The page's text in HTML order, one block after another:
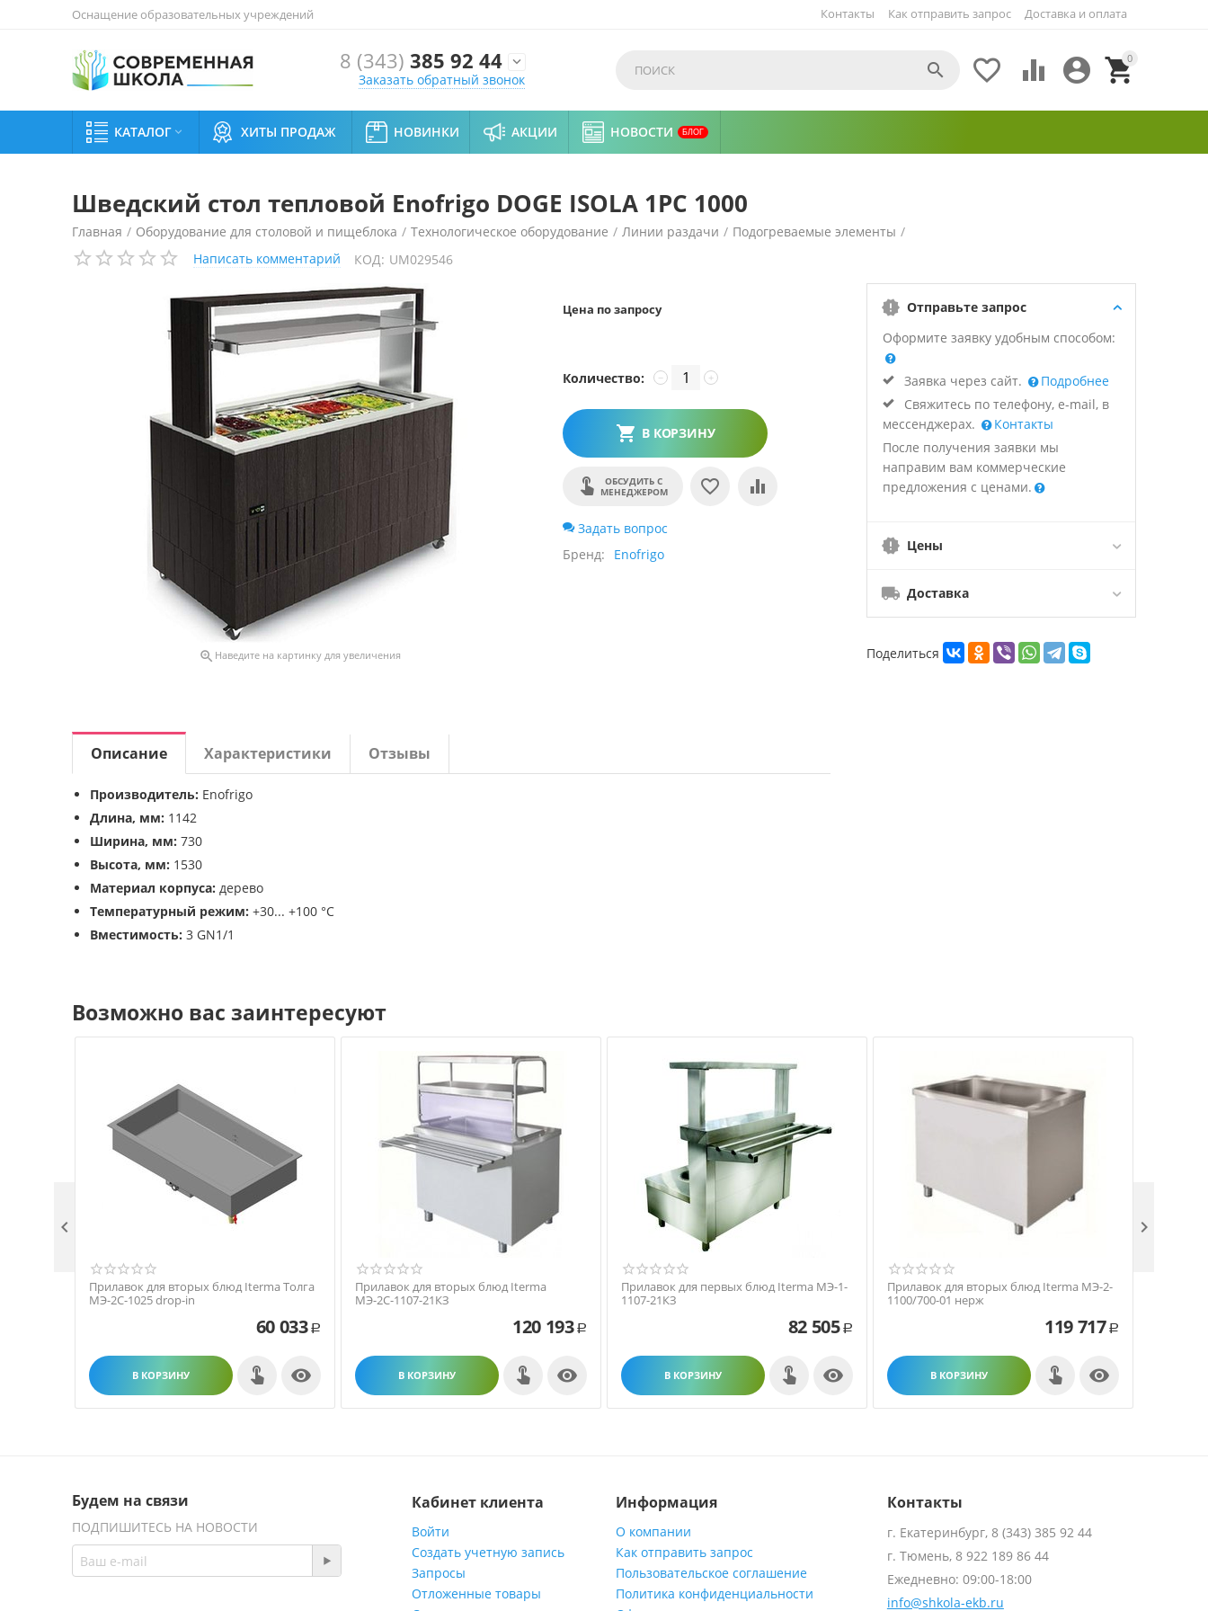
Оснащение образовательных учреждений Как отправить запрос Доставка и оплата
Контакты
8 (343) 385 92 44 
Заказать обратный звонок
0


 

КАТАЛОГ  ХИТЫ ПРОДАЖ НОВИНКИ АКЦИИ НОВОСТИ БЛОГ
Шведский стол тепловой Enofrigo DOGE ISOLA 1PC 1000
Главная / Оборудование для столовой и пищеблока / Технологическое оборудование / Линии раздачи / Подогреваемые элементы /
Шведский стол тепловой Enofrigo DOGE ISOLA 1PC 1000
Написать комментарий КОД: UM029546
 Наведите на картинку для увеличения
Цена по запросу
Количество: +
−
В КОРЗИНУ
ОБСУДИТЬ С
МЕНЕДЖЕРОМ
Задать вопрос
Бренд
Enofrigo
Отправьте запрос
Оформите заявку удобным способом:
Заявка через сайт.
Подробнее
Свяжитесь по телефону, e-mail, в
мессенджерах.
Контакты
После получения заявки мы
направим вам коммерческие
предложения с ценами.
Цены
Доставка
Поделиться
Описание Характеристики Отзывы
Производитель: Enofrigo
Длина, мм: 1142
Ширина, мм: 730
Высота, мм: 1530
Материал корпуса: дерево
Температурный режим: +30... +100 °C
Вместимость: 3 GN1/1
Возможно вас заинтересуют
Прилавок для вторых блюд Iterma Толга
МЭ-2С-1025 drop-in
60 033 Р
В КОРЗИНУ 
Прилавок для вторых блюд Iterma
МЭ-2С-1107-21КЗ
120 193 Р
В КОРЗИНУ 
Прилавок для первых блюд Iterma МЭ-1-
1107-21КЗ
82 505 Р
В КОРЗИНУ 
Прилавок для вторых блюд Iterma МЭ-2-
1100/700-01 нерж
119 717 Р
В КОРЗИНУ 
 
Будем на связи
ПОДПИШИТЕСЬ НА НОВОСТИ
Кабинет клиента
Войти
Создать учетную запись
Запросы
Отложенные товары
Информация
О компании
Как отправить запрос
Пользовательское соглашение
Политика конфиденциальности
Контакты
г. Екатеринбург, 8 (343) 385 92 44
г. Тюмень, 8 922 189 86 44
Ежедневно: 09:00-18:00
info@shkola-ekb.ru